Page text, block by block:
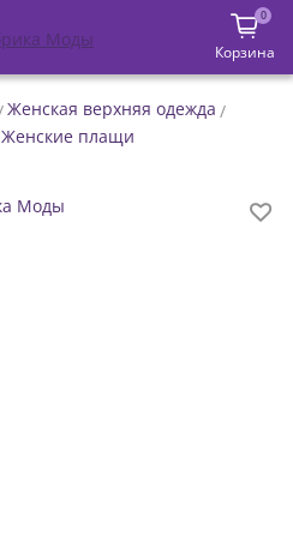
0
Корзина
Женская верхняя одежда
Женские плащи